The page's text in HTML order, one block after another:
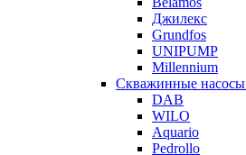
Джилекс
Grundfos
UNIPUMP
Millennium
Скважинные насосы
DAB
WILO
Aquario
Pedrollo